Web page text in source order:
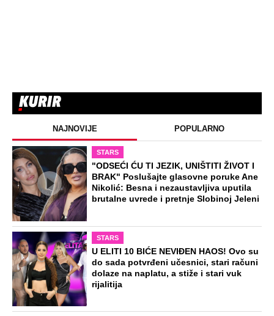
NAJNOVIJE POPULARNO
STARS
"ODSEĆI ĆU TI JEZIK, UNIŠTITI ŽIVOT I
BRAK" Poslušajte glasovne poruke Ane
Nikolić: Besna i nezaustavljiva uputila
brutalne uvrede i pretnje Slobinoj Jeleni
STARS
U ELITI 10 BIĆE NEVIĐEN HAOS! Ovo su
do sada potvrđeni učesnici, stari računi
dolaze na naplatu, a stiže i stari vuk
rijalitija